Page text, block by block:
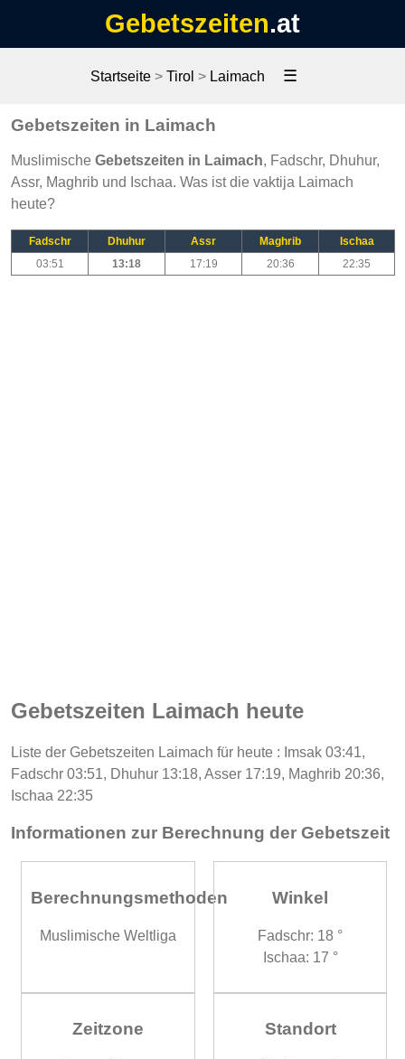
Gebetszeiten.at
Startseite> Tirol > Laimach ☰
Gebetszeiten in Laimach
Muslimische Gebetszeiten in Laimach, Fadschr, Dhuhur,
Assr, Maghrib und Ischaa. Was ist die vaktija Laimach
heute?
Fadschr Dhuhur Assr Maghrib
Ischaa
03:51
13:18 17:19 20:36 22:35
Gebetszeiten Laimach heute
Liste der Gebetszeiten Laimach für heute : Imsak 03:41,
Fadschr 03:51, Dhuhur 13:18, Asser 17:19, Maghrib 20:36,
Ischaa 22:35
Informationen zur Berechnung der Gebetszeit
Berechnungsmethoden
Muslimische Weltliga
Winkel
Fadschr: 18 °
Ischaa: 17 °
Zeitzone Standort